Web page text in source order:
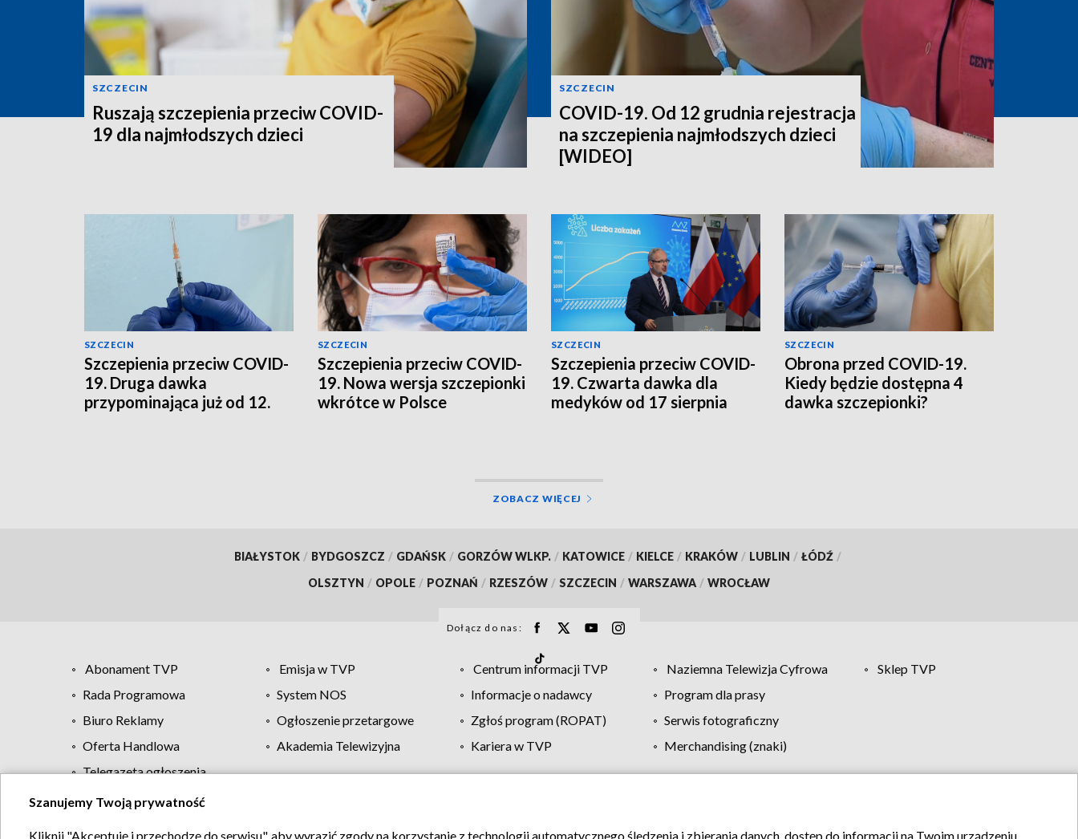
SZCZECIN
Ruszają szczepienia przeciw COVID-
19 dla najmłodszych dzieci
SZCZECIN
COVID-19. Od 12 grudnia rejestracja
na szczepienia najmłodszych dzieci
[WIDEO]
SZCZECIN
Szczepienia przeciw COVID-
19. Druga dawka
przypominająca już od 12.
SZCZECIN
Szczepienia przeciw COVID-
19. Nowa wersja szczepionki
wkrótce w Polsce
SZCZECIN
Szczepienia przeciw COVID-
19. Czwarta dawka dla
medyków od 17 sierpnia
SZCZECIN
Obrona przed COVID-19.
Kiedy będzie dostępna 4
dawka szczepionki?
ZOBACZ WIĘCEJ
BIAŁYSTOK / BYDGOSZCZ / GDAŃSK / GORZÓW WLKP. / KATOWICE / KIELCE / KRAKÓW / LUBLIN / ŁÓDŹ /
OLSZTYN / OPOLE / POZNAŃ / RZESZÓW / SZCZECIN / WARSZAWA / WROCŁAW
Dołącz do nas:
Abonament TVP Emisja w TVP Centrum informacji TVP Naziemna Telewizja Cyfrowa
Sklep TVP
Rada Programowa
System NOS Informacje o nadawcy
Program dla prasy
Biuro Reklamy
Ogłoszenie przetargowe Zgłoś program (ROPAT)
Serwis fotograficzny
Oferta Handlowa
Akademia Telewizyjna Kariera w TVP
Merchandising (znaki)
Telegazeta ogłoszenia
Regulamin TVP Polityka prywatności Moje zgody Pomoc Biuro reklamy Kontakt
Szanujemy Twoją prywatność
Kliknij "Akceptuję i przechodzę do serwisu", aby wyrazić zgody na korzystanie z technologii automatycznego śledzenia i zbierania danych, dostęp do informacji na Twoim urządzeniu